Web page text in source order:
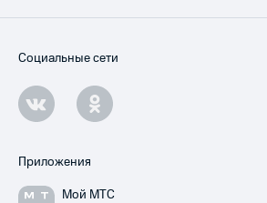
Социальные сети
Приложения
Мой МТС